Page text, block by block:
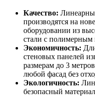
Качество:
производятся на
оборудовании из
стали с полимерным
Экономичность:
стеновых панелей
размерам до 3
любой фасад без
Экологичность:
безопасный